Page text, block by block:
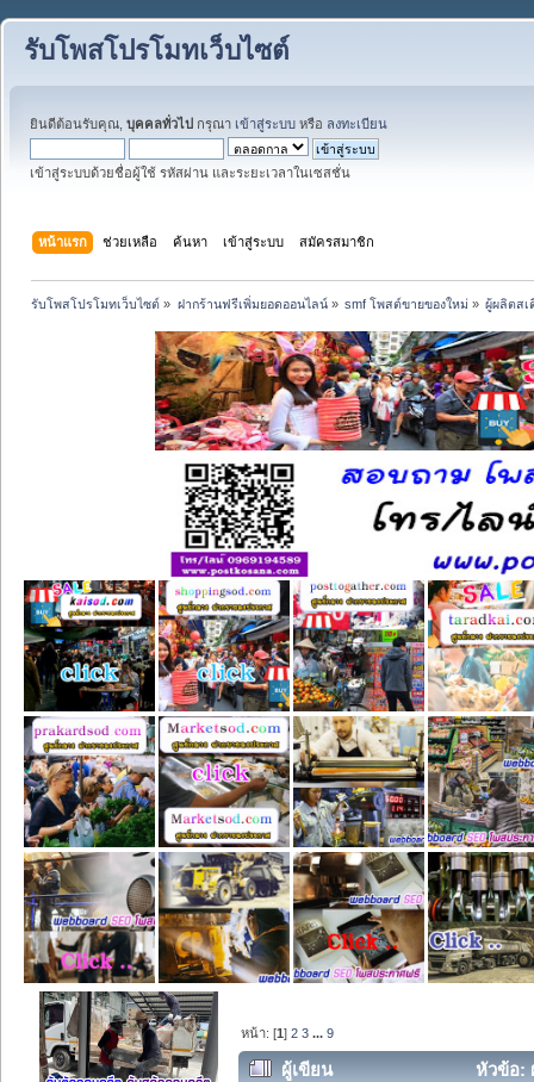
รับโพสโปรโมทเว็บไซต์
ยินดีต้อนรับคุณ, บุคคลทั่วไป กรุณา เข้าสู่ระบบ หรือ ลงทะเบียน
เข้าสู่ระบบด้วยชื่อผู้ใช้ รหัสผ่าน และระยะเวลาในเซสชั่น
หน้าแรก ช่วยเหลือ ค้นหา เข้าสู่ระบบ สมัครสมาชิก
รับโพสโปรโมทเว็บไซต์ » ฝากร้านฟรีเพิ่มยอดออนไลน์» smf โพสต์ขายของใหม่» ผู้ผลิตสเ
หน้า: [1]2 3 ...9
ผู้เขียน
หัวข้อ: